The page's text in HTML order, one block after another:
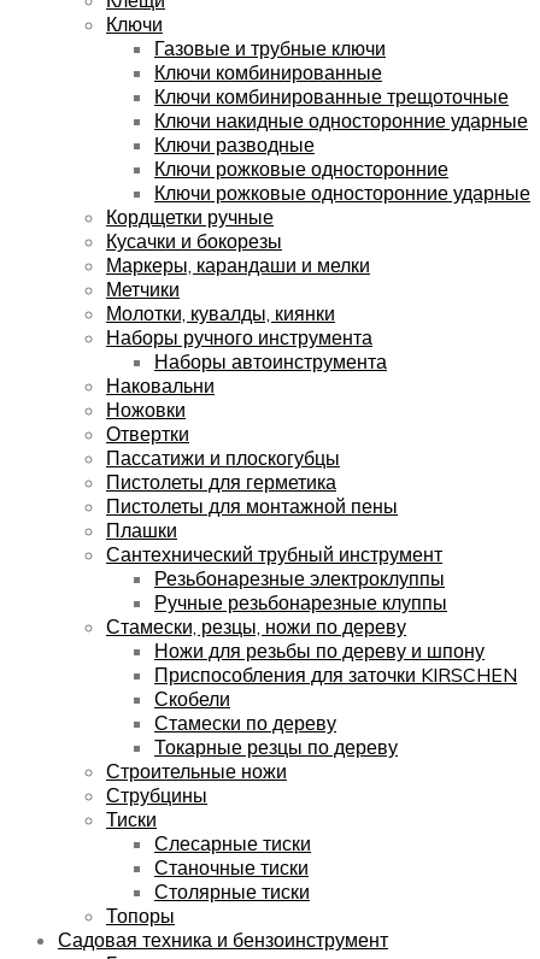
Ключи
Газовые и трубные ключи
Ключи комбинированные
Ключи комбинированные трещоточные
Ключи накидные односторонние ударные
Ключи разводные
Ключи рожковые односторонние
Ключи рожковые односторонние ударные
Кордщетки ручные
Кусачки и бокорезы
Маркеры, карандаши и мелки
Метчики
Молотки, кувалды, киянки
Наборы ручного инструмента
Наборы автоинструмента
Наковальни
Ножовки
Отвертки
Пассатижи и плоскогубцы
Пистолеты для герметика
Пистолеты для монтажной пены
Плашки
Сантехнический трубный инструмент
Резьбонарезные электроклуппы
Ручные резьбонарезные клуппы
Стамески, резцы, ножи по дереву
Ножи для резьбы по дереву и шпону
Приспособления для заточки KIRSCHEN
Скобели
Стамески по дереву
Токарные резцы по дереву
Строительные ножи
Струбцины
Тиски
Слесарные тиски
Станочные тиски
Столярные тиски
Топоры
Садовая техника и бензоинструмент